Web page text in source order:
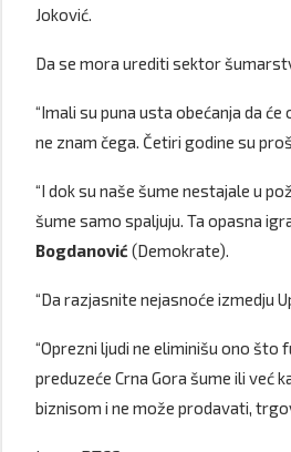
Joković.
Da se mora urediti sektor
“Imali su puna usta obećanja da
ne znam čega. Četiri godine su
“I dok su naše šume nestajale u
šume samo spaljuju. Ta opasna
Bogdanović (Demokrate).
“Da razjasnite nejasnoće izmedju
“Oprezni ljudi ne eliminišu ono što
preduzeće Crna Gora šume ili već
biznisom i ne može prodavati,